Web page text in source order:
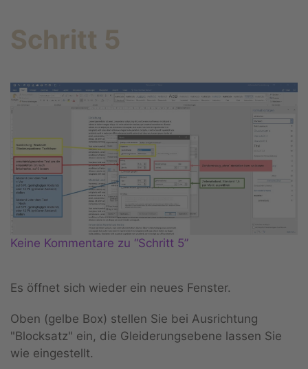
Schritt 5
Keine Kommentare zu “Schritt 5”
Es öffnet sich wieder ein neues Fenster.
Oben (gelbe Box) stellen Sie bei Ausrichtung
"Blocksatz" ein, die Gleiderungsebene lassen Sie
wie eingestellt.